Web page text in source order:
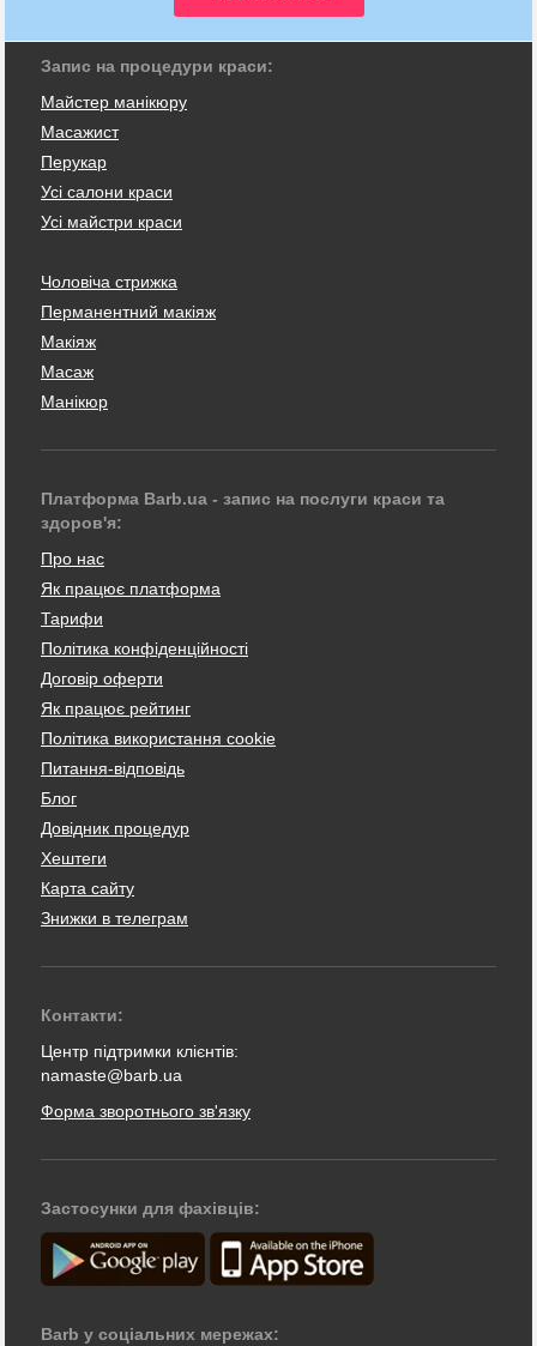
Запис на процедури краси:
Майстер манікюру
Масажист
Перукар
Усі салони краси
Усі майстри краси
Чоловіча стрижка
Перманентний макіяж
Макіяж
Масаж
Манікюр
Платформа Barb.ua - запис на послуги краси та
здоров'я:
Про нас
Як працює платформа
Тарифи
Політика конфіденційності
Договір оферти
Як працює рейтинг
Політика використання cookie
Питання-відповідь
Блог
Довідник процедур
Хештеги
Карта сайту
Знижки в телеграм
Контакти:
Центр підтримки клієнтів:
namaste@barb.ua
Форма зворотнього зв'язку
Застосунки для фахівців:
Barb у соціальних мережах: